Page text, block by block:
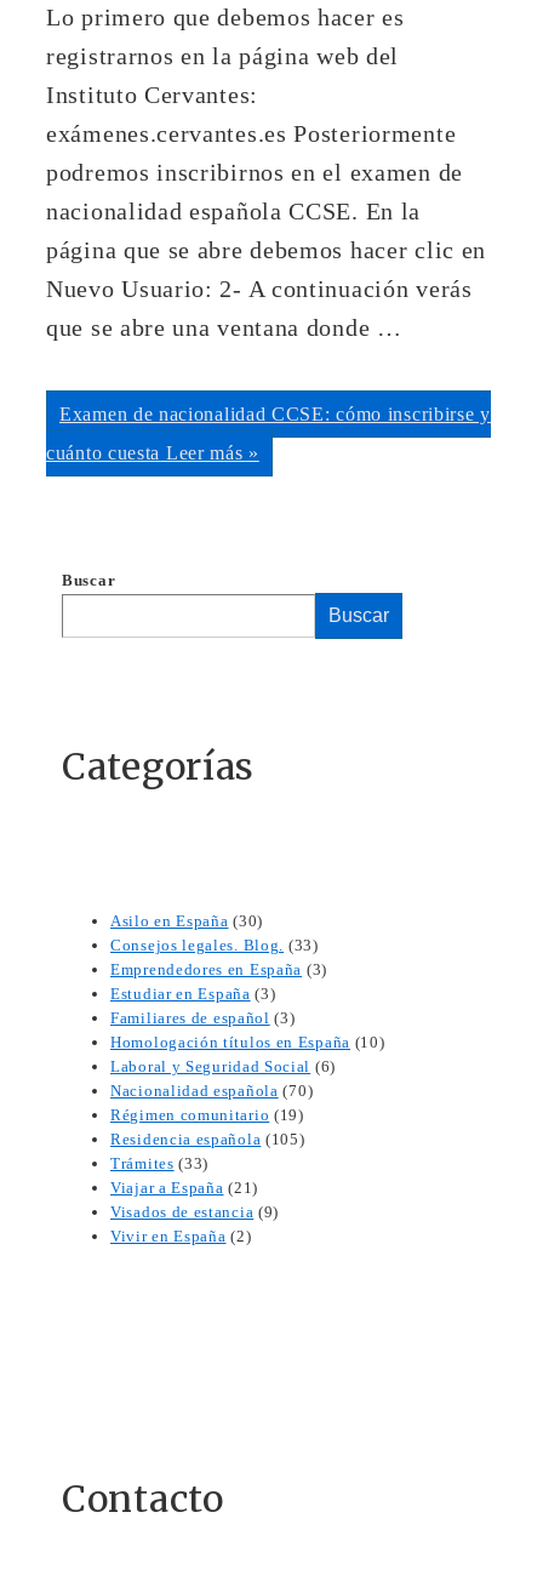
Lo primero que debemos hacer es
registrarnos en la página web del
Instituto Cervantes:
exámenes.cervantes.es Posteriormente
podremos inscribirnos en el examen de
nacionalidad española CCSE. En la
página que se abre debemos hacer clic en
Nuevo Usuario: 2- A continuación verás
que se abre una ventana donde …
Examen de nacionalidad CCSE: cómo inscribirse y
cuánto cuesta Leer más »
Buscar
Buscar
Categorías
Asilo en España (30)
Consejos legales. Blog. (33)
Emprendedores en España (3)
Estudiar en España (3)
Familiares de español (3)
Homologación títulos en España (10)
Laboral y Seguridad Social (6)
Nacionalidad española (70)
Régimen comunitario (19)
Residencia española (105)
Trámites (33)
Viajar a España (21)
Visados de estancia (9)
Vivir en España (2)
Contacto